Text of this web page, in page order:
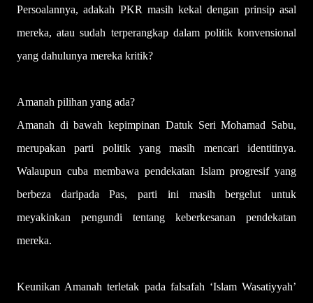
Persoalannya, adakah PKR masih kekal dengan prinsip asal
mereka, atau sudah terperangkap dalam politik konvensional
yang dahulunya mereka kritik?
Amanah pilihan yang ada?
Amanah di bawah kepimpinan Datuk Seri Mohamad Sabu,
merupakan parti politik yang masih mencari identitinya.
Walaupun cuba membawa pendekatan Islam progresif yang
berbeza daripada Pas, parti ini masih bergelut untuk
meyakinkan pengundi tentang keberkesanan pendekatan
mereka.
Keunikan Amanah terletak pada falsafah ‘Islam Wasatiyyah’